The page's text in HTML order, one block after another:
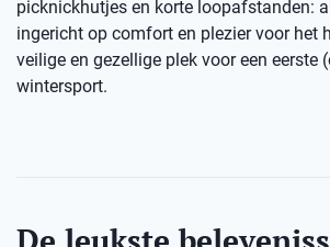
picknickhutjes en korte loopafstanden:
ingericht op comfort en plezier voor het
veilige en gezellige plek voor een eerste
wintersport.